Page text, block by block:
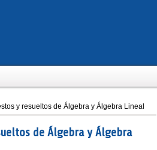
y resueltos de Álgebra y Álgebra Lineal
de Álgebra y Álgebra